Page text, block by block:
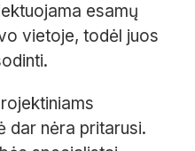
esamų
vietoje, todėl juos
dar nėra pritarusi.